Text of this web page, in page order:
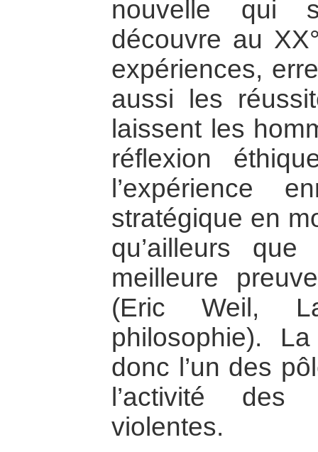
nouvelle qui
découvre au
expériences,
aussi les
laissent les
réflexion
l’expérience
stratégique en
qu’ailleurs
meilleure
(Eric Weil,
philosophie).
donc l’un des
l’activité des
violentes.